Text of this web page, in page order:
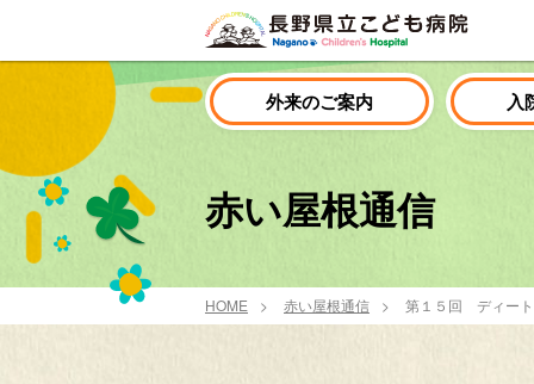
外来のご案内 入
赤い屋根通信
HOME 赤い屋根通信 第１５回 ディー